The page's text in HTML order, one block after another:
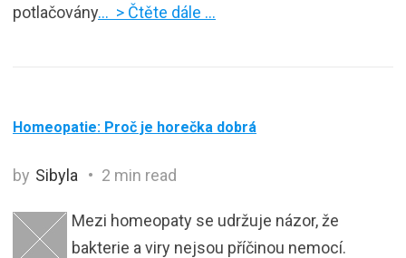
potlačovány… > Čtěte dále …
Homeopatie: Proč je horečka dobrá
by Sibyla 2 min read
Mezi homeopaty se udržuje názor, že
bakterie a viry nejsou příčinou nemocí.